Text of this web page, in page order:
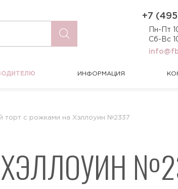
+7
Пн-Пт
Сб-Вс
ИНФОРМАЦИЯ
торт с рожками на Хэллоуин №2337